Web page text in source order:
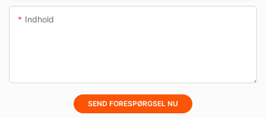
Indhold
SEND FORESPØRGSEL NU